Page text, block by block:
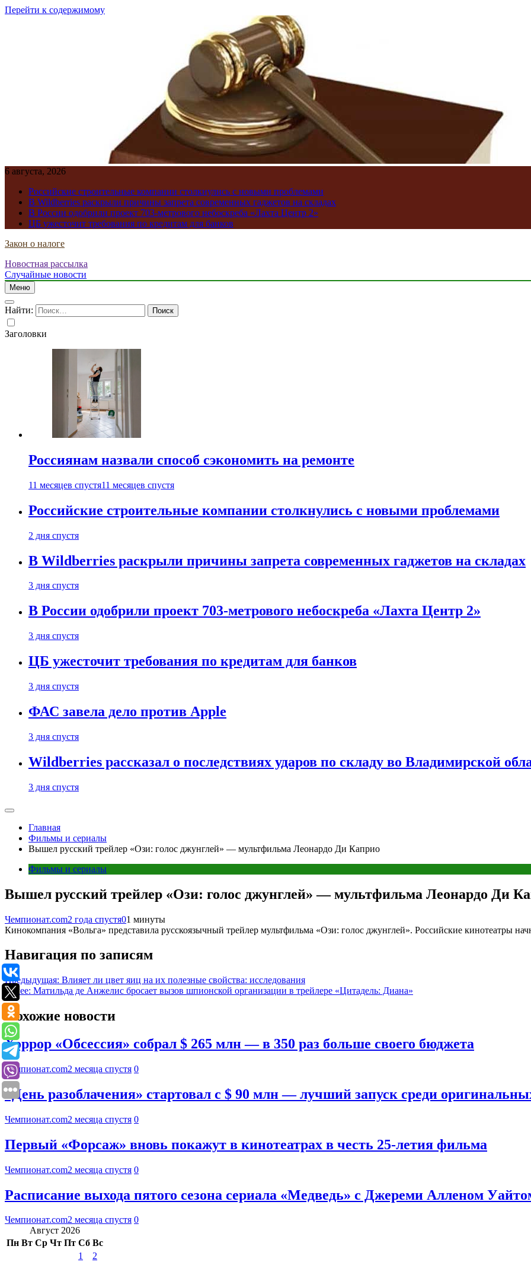
Перейти к содержимому
6 августа, 2026
Российские строительные компании столкнулись с новыми проблемами
В Wildberries раскрыли причины запрета современных гаджетов на складах
В России одобрили проект 703-метрового небоскреба «Лахта Центр 2»
ЦБ ужесточит требования по кредитам для банков
Закон о налоге
Новостная рассылка
Случайные новости
Меню
Найти:
Заголовки
Россиянам назвали способ сэкономить на ремонте
11 месяцев спустя11 месяцев спустя
Российские строительные компании столкнулись с новыми проблемами
2 дня спустя
В Wildberries раскрыли причины запрета современных гаджетов на складах
3 дня спустя
В России одобрили проект 703-метрового небоскреба «Лахта Центр 2»
3 дня спустя
ЦБ ужесточит требования по кредитам для банков
3 дня спустя
ФАС завела дело против Apple
3 дня спустя
Wildberries рассказал о последствиях ударов по складу во Владимирской
3 дня спустя
Главная
Фильмы и сериалы
Вышел русский трейлер «Ози: голос джунглей» — мультфильма Леонардо Ди Каприо
Фильмы и сериалы
Вышел русский трейлер «Ози: голос джунглей» — мультфильма Леонардо Ди
Чемпионат.com2 года спустя01 минуты
Кинокомпания «Вольга» представила русскоязычный трейлер мультфильма «Ози: голос джунглей». Российские кинотеатры
Навигация по записям
Предыдущая: Влияет ли цвет яиц на их полезные свойства: исследования
Далее: Матильда де Анжелис бросает вызов шпионской организации в трейлере «Цитадель: Диана»
Похожие новости
Хоррор «Обсессия» собрал $ 265 млн — в 350 раз больше своего бюджета
Чемпионат.com2 месяца спустя 0
«День разоблачения» стартовал с $ 90 млн — лучший запуск среди
Чемпионат.com2 месяца спустя 0
Первый «Форсаж» вновь покажут в кинотеатрах в честь 25-летия фильма
Чемпионат.com2 месяца спустя 0
Расписание выхода пятого сезона сериала «Медведь» с Джереми Алленом
Чемпионат.com2 месяца спустя 0
Август 2026
Пн Вт Ср Чт Пт Сб Вс
1
2